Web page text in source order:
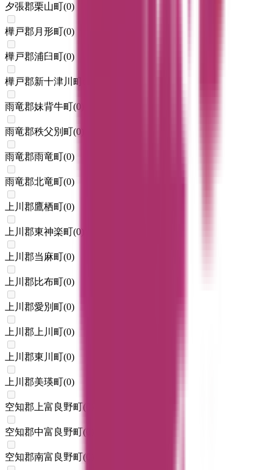
夕張郡栗山町(0)
樺戸郡月形町(0)
樺戸郡浦臼町(0)
樺戸郡新十津川町
雨竜郡妹背牛町(0
雨竜郡秩父別町(0
雨竜郡雨竜町(0)
雨竜郡北竜町(0)
上川郡鷹栖町(0)
上川郡東神楽町(0
上川郡当麻町(0)
上川郡比布町(0)
上川郡愛別町(0)
上川郡上川町(0)
上川郡東川町(0)
上川郡美瑛町(0)
空知郡上富良野町(
空知郡中富良野町(
空知郡南富良野町(